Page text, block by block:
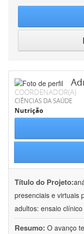
COORDENADOR(A)
CIÊNCIAS DA SAÚDE
Nutrição
Título do Projeto:
presenciais e virtuais
adultos: ensaio
Resumo: O avanço